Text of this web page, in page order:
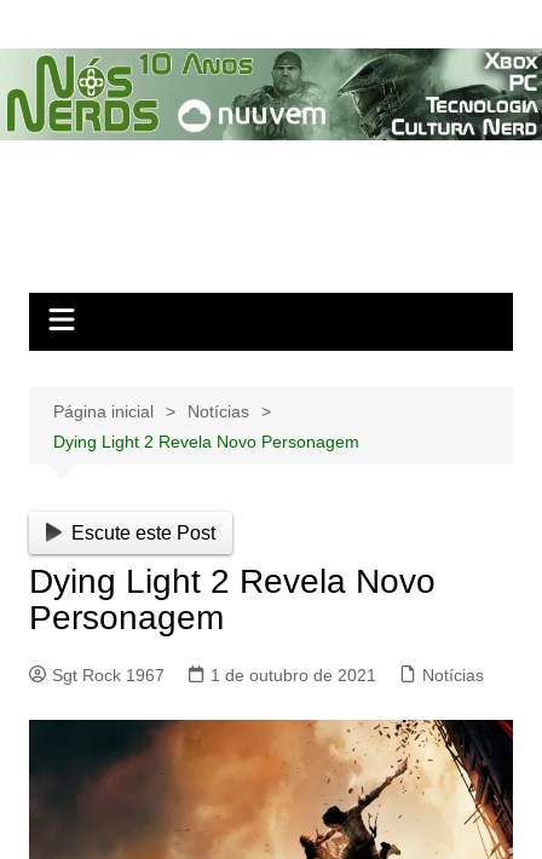
para
conteúdo
Página inicial
Notícias
Dying Light 2 Revela Novo Personagem
Escute este Post
Dying Light 2 Revela Novo
Personagem
Sgt Rock 1967 1 de outubro de 2021 Notícias